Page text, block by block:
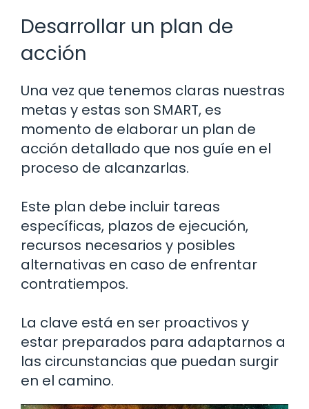
Desarrollar un plan de
acción
Una vez que tenemos claras nuestras
metas y estas son SMART, es
momento de elaborar un plan de
acción detallado que nos guíe en el
proceso de alcanzarlas.
Este plan debe incluir tareas
específicas, plazos de ejecución,
recursos necesarios y posibles
alternativas en caso de enfrentar
contratiempos.
La clave está en ser proactivos y
estar preparados para adaptarnos a
las circunstancias que puedan surgir
en el camino.